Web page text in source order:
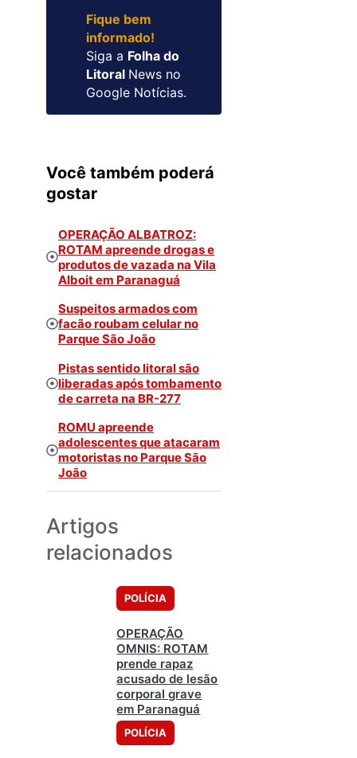
Fique bem
informado!
Siga a Folha do
Litoral News no
Google Notícias.
Você também poderá
gostar
OPERAÇÃO ALBATROZ:
ROTAM apreende drogas e
produtos de vazada na Vila
Alboit em Paranaguá
Suspeitos armados com
facão roubam celular no
Parque São João
Pistas sentido litoral são
liberadas após tombamento
de carreta na BR-277
ROMU apreende
adolescentes que atacaram
motoristas no Parque São
João
Artigos
relacionados
POLÍCIA
OPERAÇÃO
OMNIS: ROTAM
prende rapaz
acusado de lesão
corporal grave
em Paranaguá
POLÍCIA